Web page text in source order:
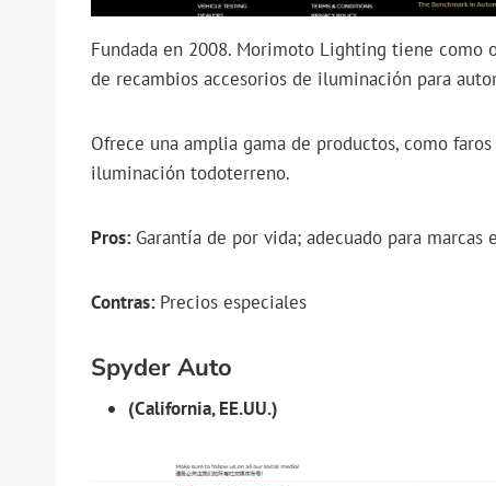
Fundada en 2008. Morimoto Lighting tiene
de recambios accesorios de iluminación para
Ofrece una amplia gama de productos, como
iluminación todoterreno.
Pros: Garantía de por vida; adecuado para
Contras: Precios especiales
Spyder Auto
(California, EE.UU.)